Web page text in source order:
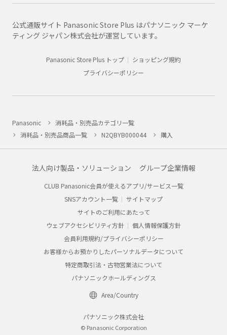
公式通販サイト Panasonic Store Plus はパナソニック マーケ
ティング ジャパン株式会社が運営しています。
Panasonic Store Plus トップ
ショッピング規約
プライバシーポリシー
Panasonic
消耗品・別売品カテゴリ一覧
消耗品・別売品商品一覧
N2QBYB000044 購入
法人向け製品・ソリューション グループ企業情報
CLUB Panasonic会員が使えるアプリ/サービス一覧
SNSアカウント一覧
サイトマップ
サイトのご利用にあたって
ウェブアクセシビリティ方針
個人情報保護方針
会員利用規約/プライバシーポリシー
お客様からお預かりしたパーソナルデータについて
特定商取引法・古物営業法について
パナソニックホールディングス
Area/Country
パナソニック株式会社
© Panasonic Corporation